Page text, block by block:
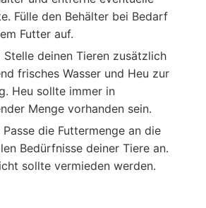
Fülle den Behälter bei Bedarf
Futter auf.
Stelle deinen Tieren zusätzlich
frisches Wasser und Heu zur
Heu sollte immer in
Menge vorhanden sein.
Passe die Futtermenge an die
Bedürfnisse deiner Tiere an.
sollte vermieden werden.